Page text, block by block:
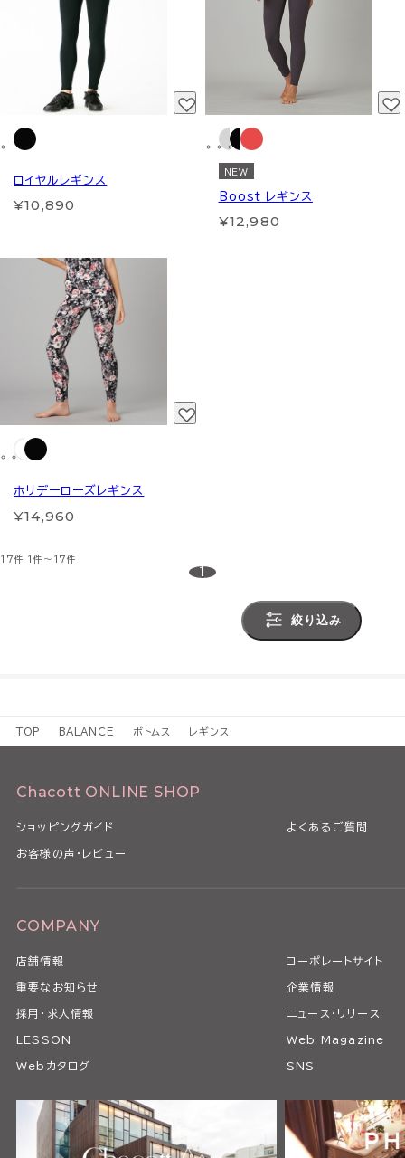
ロイヤルレギンス
¥10,890
NEW
Boost レギンス
¥12,980
ホリデーローズレギンス
¥14,960
17件 1件～17件
1
絞り込み
TOP BALANCE ボトムス レギンス
Chacott ONLINE SHOP
ショッピングガイド よくあるご質問
お客様の声・レビュー
COMPANY
店舗情報 コーポレートサイト
重要なお知らせ 企業情報
採用・求人情報 ニュース・リリース
LESSON Web Magazine
Webカタログ SNS